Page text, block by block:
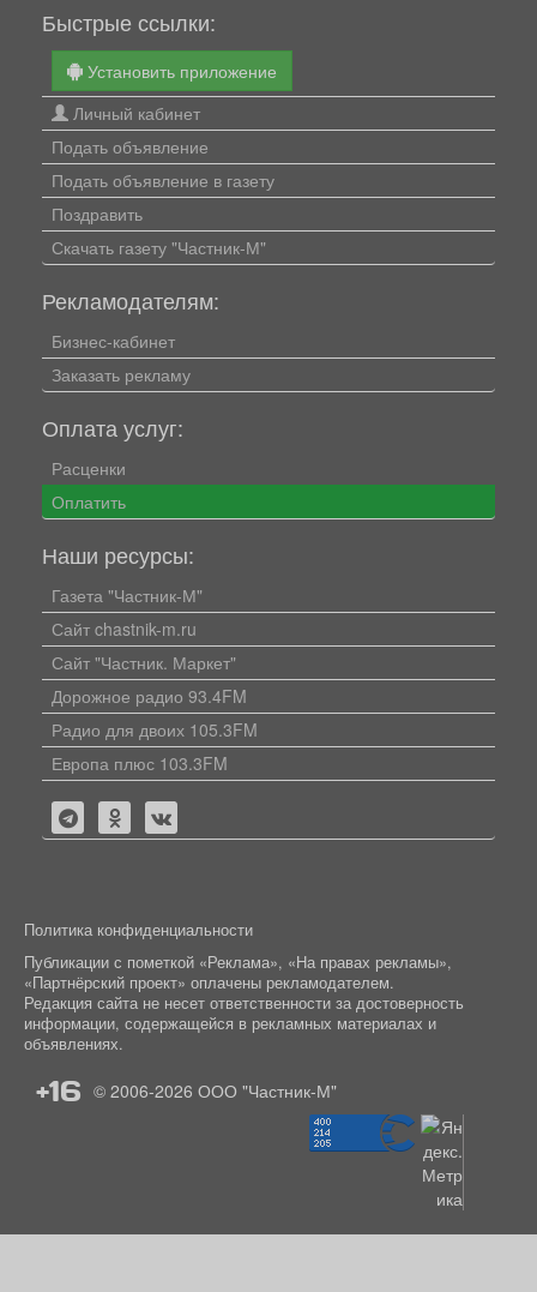
Быстрые ссылки:
Установить приложение
Личный кабинет
Подать объявление
Подать объявление в газету
Поздравить
Скачать газету "Частник-М"
Рекламодателям:
Бизнес-кабинет
Заказать рекламу
Оплата услуг:
Расценки
Оплатить
Наши ресурсы:
Газета "Частник-М"
Сайт chastnik-m.ru
Сайт "Частник. Маркет"
Дорожное радио 93.4FM
Радио для двоих 105.3FM
Европа плюс 103.3FM
Политика конфиденциальности
Публикации с пометкой «Реклама», «На правах рекламы»,
«Партнёрский проект» оплачены рекламодателем.
Редакция сайта не несет ответственности за достоверность
информации, содержащейся в рекламных материалах и
объявлениях.
+16 © 2006-2026 ООО "Частник-М"